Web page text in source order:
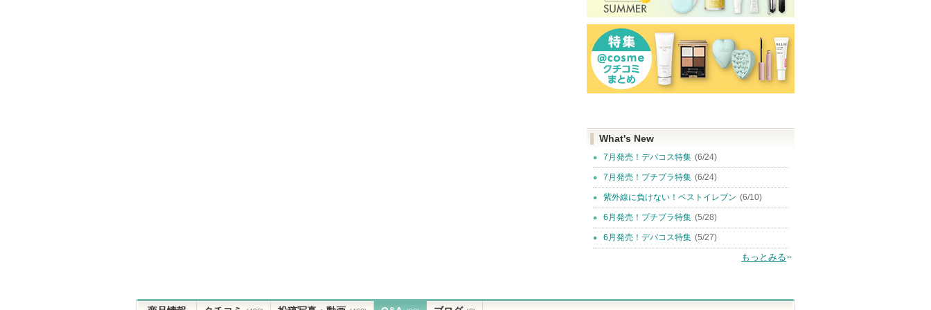
What's New
7月発売！デパコス特集 (6/24)
7月発売！プチプラ特集 (6/24)
紫外線に負けない！ベストイレブン (6/10)
6月発売！プチプラ特集 (5/28)
6月発売！デパコス特集 (5/27)
もっとみる